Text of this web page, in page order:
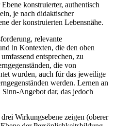
konstruierter, authentisch
je nach didaktischer
der konstruierten Lebensnähe.
relevante
in Kontexten, die den oben
entsprechen, zu
die von
wurden, auch für das jeweilige
werden. Lernen an
Angebot dar, das jedoch
Wirkungsebene zeigen (oberer